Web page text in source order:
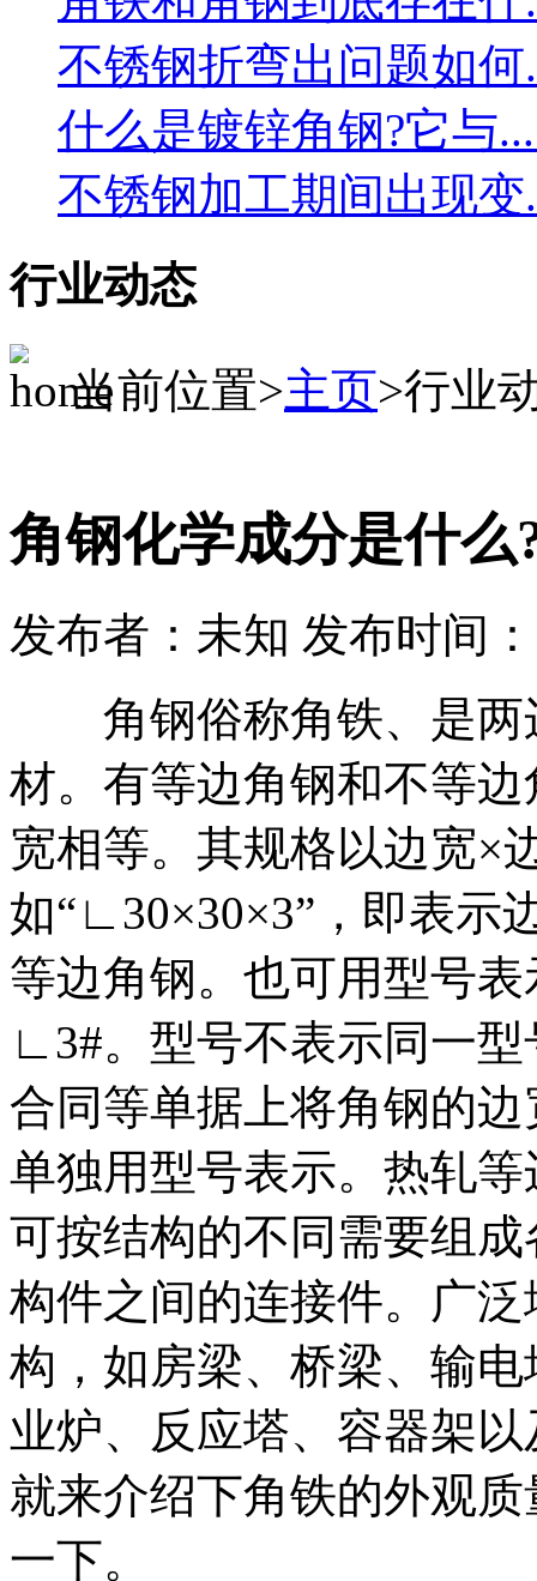
不锈钢折弯出问题如何
什么是镀锌角钢?它与
不锈钢加工期间出现变
行业动态
当前位置>主页>行业
角钢化学成分是什
发布者：未知 发布时间
角钢俗称角铁、是两
材。有等边角钢和不等
宽相等。其规格以边宽×
如“∟30×30×3”，即表示
等边角钢。也可用型号
∟3#。型号不表示同一
合同等单据上将角钢的
单独用型号表示。热轧
可按结构的不同需要组
构件之间的连接件。广
构，如房梁、桥梁、输
业炉、反应塔、容器架
就来介绍下角铁的外观
一下。